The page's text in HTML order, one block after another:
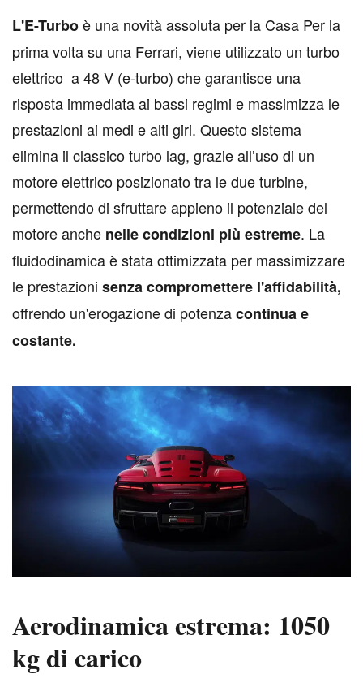
L'E-Turboè una novità assoluta per la Casa Per la
prima volta su una Ferrari, viene utilizzato un turbo
elettrico a 48 V (e-turbo) che garantisce una
risposta immediata ai bassi regimi e massimizza le
prestazioni ai medi e alti giri. Questo sistema
elimina il classico turbo lag, grazie all’uso di un
motore elettrico posizionato tra le due turbine,
permettendo di sfruttare appieno il potenziale del
motore anche nelle condizioni più estreme. La
fluidodinamica è stata ottimizzata per massimizzare
le prestazioni senza compromettere l'affidabilità,
offrendo un'erogazione di potenzacontinua e
costante.
Aerodinamica estrema: 1050
kg di carico